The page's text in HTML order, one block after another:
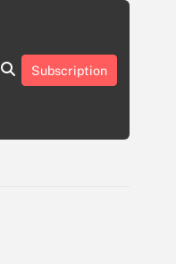
About
Contact
Cookie
Privacy
Sitemap
Terms
Subscription